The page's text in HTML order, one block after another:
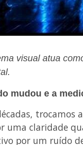
visual atua
mudou e a
trocamos
uma claridade
por um ruído